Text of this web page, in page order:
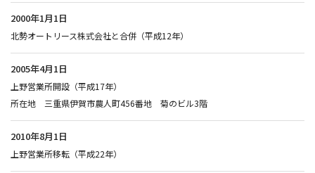
2000年1月1日
北勢オートリース株式会社と合併（平成12年）
2005年4月1日
上野営業所開設（平成17年）
所在地 三重県伊賀市農人町456番地 菊のビル3階
2010年8月1日
上野営業所移転（平成22年）